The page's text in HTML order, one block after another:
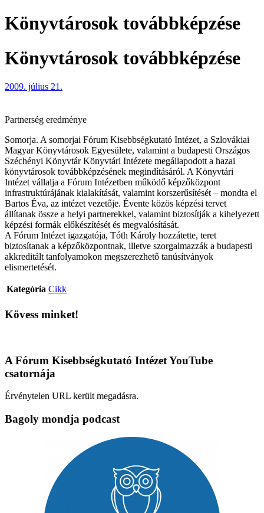
Könyvtárosok továbbképzése
Könyvtárosok továbbképzése
2009. július 21.
Partnerség eredménye
Somorja. A somorjai Fórum Kisebbségkutató Intézet, a Szlovákiai
Magyar Könyvtárosok Egyesülete, valamint a budapesti Országos
Széchényi Könyvtár Könyvtári Intézete megállapodott a hazai
könyvtárosok továbbképzésének megindításáról. A Könyvtári
Intézet vállalja a Fórum Intézetben működő képzőközpont
infrastruktúrájának kialakítását, valamint korszerűsítését – mondta el
Bartos Éva, az intézet vezetője. Évente közös képzési tervet
állítanak össze a helyi partnerekkel, valamint biztosítják a kihelyezett
képzési formák előkészítését és megvalósítását.
A Fórum Intézet igazgatója, Tóth Károly hozzátette, teret
biztosítanak a képzőközpontnak, illetve szorgalmazzák a budapesti
akkreditált tanfolyamokon megszerezhető tanúsítványok
elismertetését.
Kategória Cikk
Kövess minket!
A Fórum Kisebbségkutató Intézet YouTube
csatornája
Érvénytelen URL került megadásra.
Bagoly mondja podcast